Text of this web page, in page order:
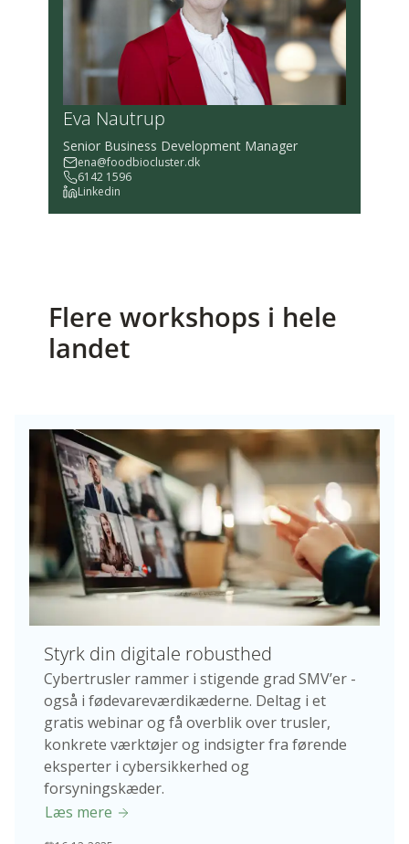
Eva Nautrup
Senior Business Development Manager
ena@foodbiocluster.dk
6142 1596
Linkedin
Flere workshops i hele
landet
Styrk din digitale robusthed
Cybertrusler rammer i stigende grad SMV’er -
også i fødevareværdikæderne. Deltag i et
gratis webinar og få overblik over trusler,
konkrete værktøjer og indsigter fra førende
eksperter i cybersikkerhed og
forsyningskæder.
Læs mere